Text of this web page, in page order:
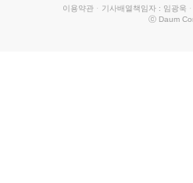
이용약관 · 기사배열책임자 : 임광욱 ·
ⓒ Daum